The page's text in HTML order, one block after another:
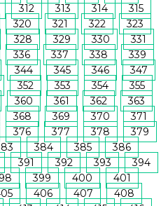
312 313 314
315
320 321 322
323
328 329 330
331
336 337 338
339
344 345 346
347
352 353 354
355
360 361 362
363
368 369 370
371
376 377 378
379
384 385
386
391 392 393
394
399 400
401
406 407
408